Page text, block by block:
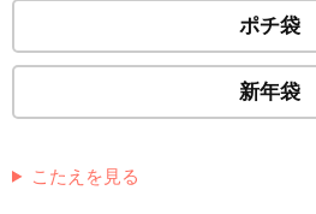
ポチ袋
新年袋
こたえを見る